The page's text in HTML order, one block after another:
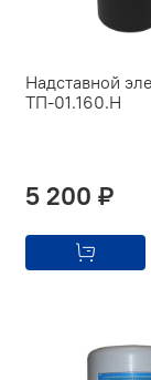
Надставной
ТП-01.160.H
5 200 ₽